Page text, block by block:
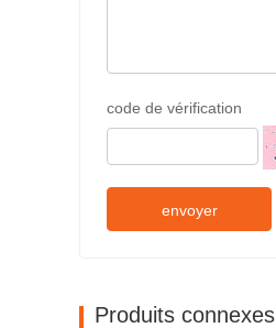
code de vérification
envoyer
Produits connexes